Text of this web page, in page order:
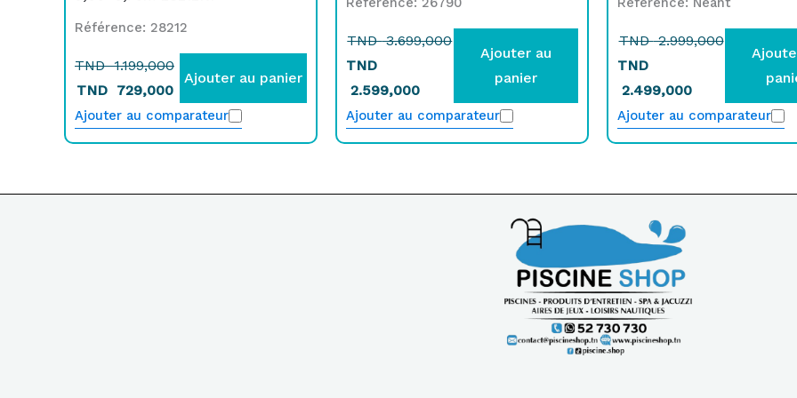
Référence: 28212
TND1.199,000
TND 729,000
Ajouter au panier
Ajouter au comparateur
TND3.699,000
TND
2.599,000
Ajouter au
panier
Ajouter au comparateur
TND2.999,000
TND
2.499,000
Ajouter au comparateur